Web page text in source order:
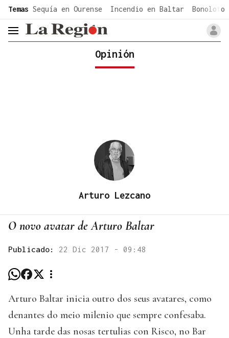
common.go-to-content
Temas Sequía en Ourense Incendio en Baltar Bonoloto
header.menu.open
Opinión
Arturo Lezcano
O novo avatar de Arturo Baltar
Publicado: 22 Dic 2017 - 09:48
Arturo Baltar inicia outro dos seus avatares, como
denantes do meio milenio que sempre confesaba.
Unha tarde das nosas tertulias con Risco, no Bar